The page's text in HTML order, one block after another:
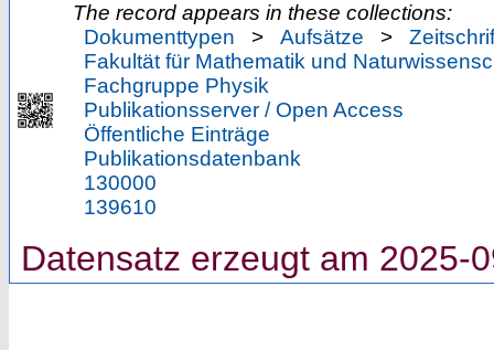
The record appears in these collections:
Dokumenttypen
> Aufsätze >
Fakultät für Mathematik und
Fachgruppe Physik
Publikationsserver / Open Access
Öffentliche Einträge
Publikationsdatenbank
130000
139610
Datensatz erzeugt am 2025-